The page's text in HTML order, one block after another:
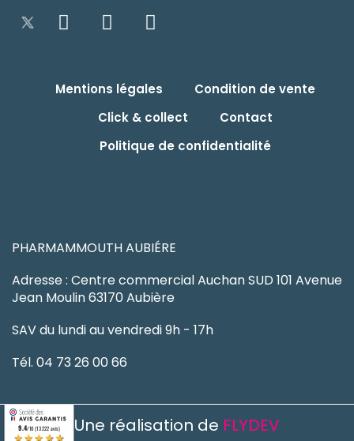
Mentions légales
Condition de vente
Click & collect
Contact
Politique de confidentialité
PHARMAMMOUTH AUBIÉRE
Adresse : Centre commercial Auchan SUD 101 Avenue
Jean Moulin 63170 Aubière
SAV du lundi au vendredi 9h - 17h
Tél. 04 73 26 00 66
Une réalisation de FLYDEV
9.4/10 (13222 avis)
★★★★★